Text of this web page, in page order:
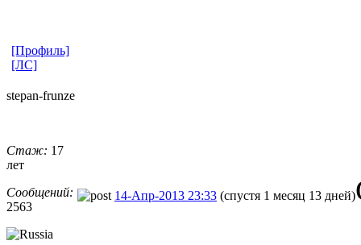
[Профиль]
[ЛС]
stepan-frunz​e
Стаж: 17
лет
Сообщений:
2563
14-Апр-2013 23:33 (спустя 1 месяц 13 дней)